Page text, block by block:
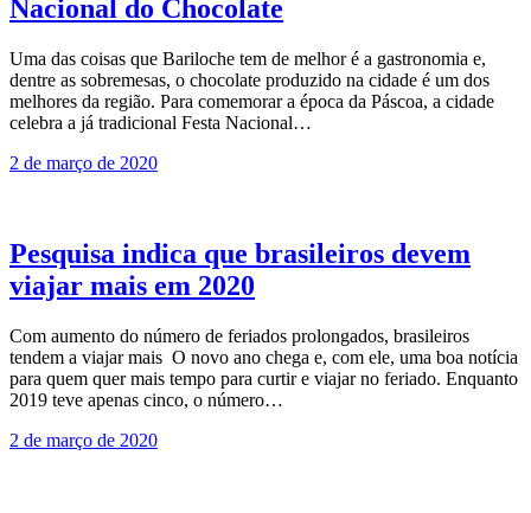
Nacional do Chocolate
Uma das coisas que Bariloche tem de melhor é a gastronomia e,
dentre as sobremesas, o chocolate produzido na cidade é um dos
melhores da região. Para comemorar a época da Páscoa, a cidade
celebra a já tradicional Festa Nacional…
2 de março de 2020
Pesquisa indica que brasileiros devem
viajar mais em 2020
Com aumento do número de feriados prolongados, brasileiros
tendem a viajar mais O novo ano chega e, com ele, uma boa notícia
para quem quer mais tempo para curtir e viajar no feriado. Enquanto
2019 teve apenas cinco, o número…
2 de março de 2020